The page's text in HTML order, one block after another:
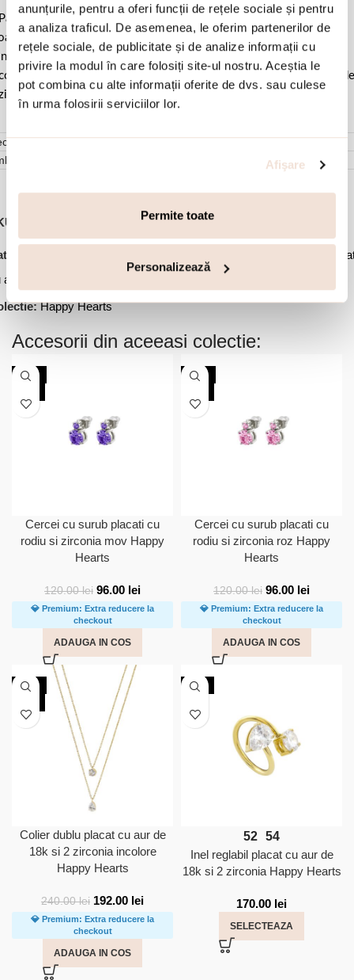
anunțurile, pentru a oferi funcții de rețele sociale și pentru
a analiza traficul. De asemenea, le oferim partenerilor de
rețele sociale, de publicitate și de analize informații cu
privire la modul în care folosiți site-ul nostru. Aceștia le
pot combina cu alte informații oferite de dvs. sau culese
în urma folosirii serviciilor lor.
Afişare
Permite toate
Personalizează
bijuteria in ambalajul original sau intr-un saculet de catifea
pentru a evita frecarea sau lovirea de alte materiale. Evitati
cu apa si produsele cosmetice. Dupa fiecare purtare este
sa o lustruiti cu o laveta curata pentru a evita depunerea de
(0)
Coliere
Happy Hearts
Accesorii din aceeasi colectie:
-20%
Cercei cu surub placati cu
rodiu si zirconia mov Happy
Hearts
120.00lei 96.00 lei
💎 Premium: Extra reducere la
checkout
ADAUGA IN COS
-20%
Cercei cu surub placati cu
rodiu si zirconia roz Happy
Hearts
120.00lei 96.00 lei
💎 Premium: Extra reducere la
checkout
ADAUGA IN COS
-20%
Colier dublu placat cu aur de
18k si 2 zirconia incolore
Happy Hearts
240.00lei 192.00 lei
💎 Premium: Extra reducere la
checkout
ADAUGA IN COS
NOU
52 54
Inel reglabil placat cu aur de
18k si 2 zirconia Happy Hearts
170.00 lei
SELECTEAZA